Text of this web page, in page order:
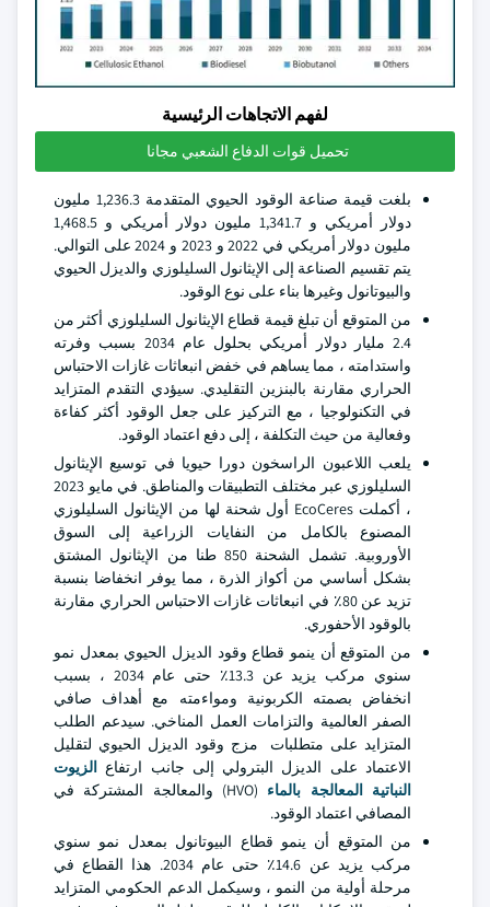
لفهم الاتجاهات الرئيسية
تحميل قوات الدفاع الشعبي مجانا
بلغت قيمة صناعة الوقود الحيوي المتقدمة 1,236.3 مليون
دولار أمريكي و 1,341.7 مليون دولار أمريكي و 1,468.5
مليون دولار أمريكي في 2022 و 2023 و 2024 على التوالي.
يتم تقسيم الصناعة إلى الإيثانول السليلوزي والديزل الحيوي
والبيوتانول وغيرها بناء على نوع الوقود.
من المتوقع أن تبلغ قيمة قطاع الإيثانول السليلوزي أكثر من
2.4 مليار دولار أمريكي بحلول عام 2034 بسبب وفرته
واستدامته ، مما يساهم في خفض انبعاثات غازات الاحتباس
الحراري مقارنة بالبنزين التقليدي. سيؤدي التقدم المتزايد
في التكنولوجيا ، مع التركيز على جعل الوقود أكثر كفاءة
وفعالية من حيث التكلفة ، إلى دفع اعتماد الوقود.
يلعب اللاعبون الراسخون دورا حيويا في توسيع الإيثانول
السليلوزي عبر مختلف التطبيقات والمناطق. في مايو 2023
، أكملت EcoCeres أول شحنة لها من الإيثانول السليلوزي
المصنوع بالكامل من النفايات الزراعية إلى السوق
الأوروبية. تشمل الشحنة 850 طنا من الإيثانول المشتق
بشكل أساسي من أكواز الذرة ، مما يوفر انخفاضا بنسبة
تزيد عن 80٪ في انبعاثات غازات الاحتباس الحراري مقارنة
بالوقود الأحفوري.
من المتوقع أن ينمو قطاع وقود الديزل الحيوي بمعدل نمو
سنوي مركب يزيد عن 13.3٪ حتى عام 2034 ، بسبب
انخفاض بصمته الكربونية ومواءمته مع أهداف صافي
الصفر العالمية والتزامات العمل المناخي. سيدعم الطلب
المتزايد على متطلبات مزج وقود الديزل الحيوي لتقليل
الاعتماد على الديزل البترولي إلى جانب ارتفاع الزيوت
النباتية المعالجة بالماء
(HVO) والمعالجة المشتركة في
المصافي اعتماد الوقود.
من المتوقع أن ينمو قطاع البيوتانول بمعدل نمو سنوي
مركب يزيد عن 14.6٪ حتى عام 2034. هذا القطاع في
مرحلة أولية من النمو ، وسيكمل الدعم الحكومي المتزايد